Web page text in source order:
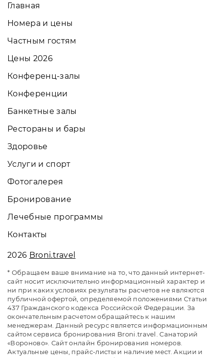
Главная
Номера и цены
Частным гостям
Цены 2026
Конференц-залы
Конференции
Банкетные залы
Рестораны и бары
Здоровье
Услуги и спорт
Фотогалерея
Бронирование
Лечебные программы
Контакты
2026 Broni.travel
* Обращаем ваше внимание на то, что данный интернет-
сайт носит исключительно информационный характер и
ни при каких условиях результаты расчетов не являются
публичной офертой, определяемой положениями Статьи
437 Гражданского кодекса Российской Федерации. За
окончательным расчетом обращайтесь к нашим
менеджерам. Данный ресурс является информационным
сайтом сервиса бронирования Broni.travel. Санаторий
«Вороново». Сайт онлайн бронирования номеров.
Актуальные цены, прайс-листы и наличие мест. Акции и